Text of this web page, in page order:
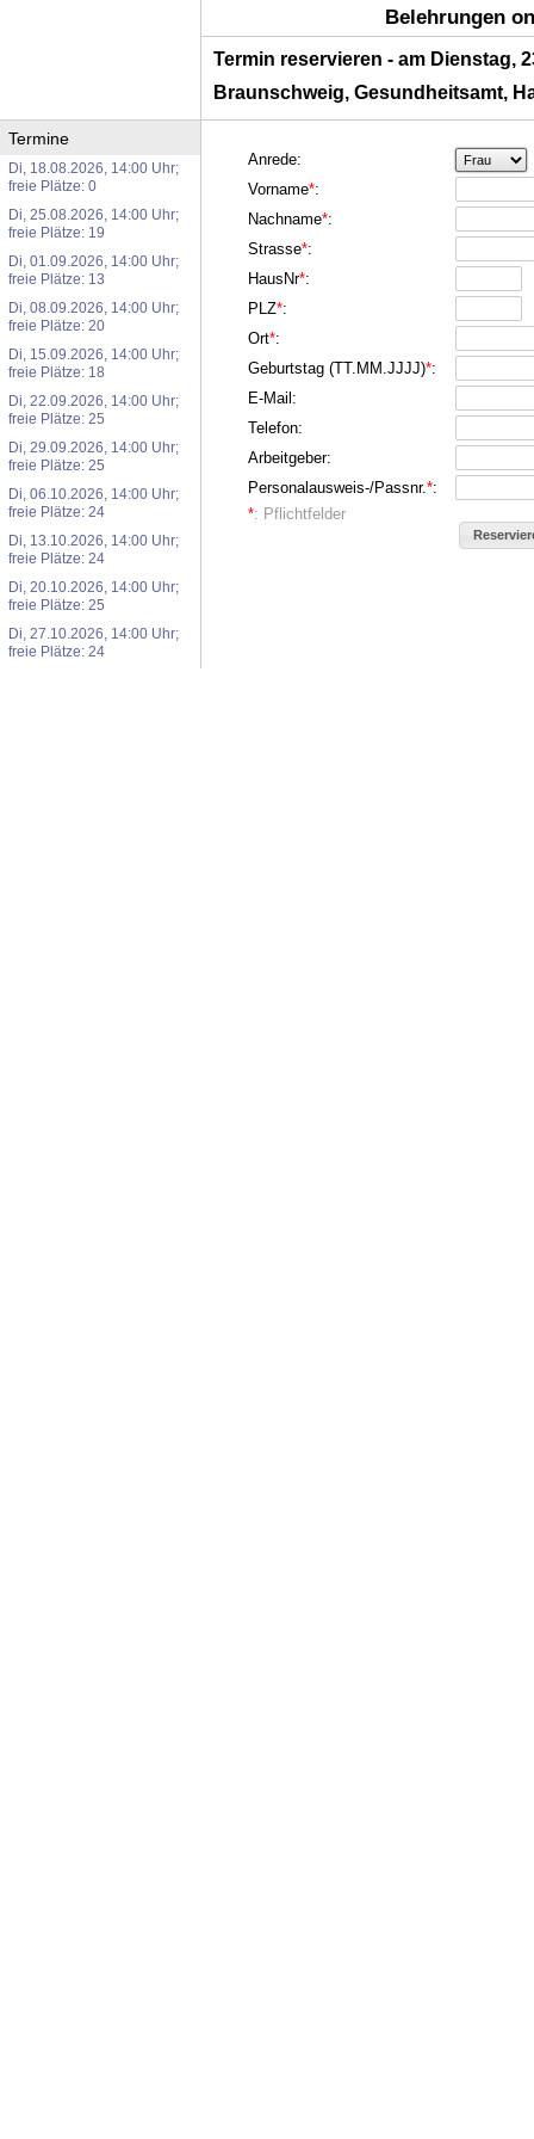
Belehrungen
Termin reservieren - am Dienstag,
Braunschweig, Gesundheitsamt,
Termine
Di, 18.08.2026, 14:00 Uhr;
freie Plätze: 0
Di, 25.08.2026, 14:00 Uhr;
freie Plätze: 19
Di, 01.09.2026, 14:00 Uhr;
freie Plätze: 13
Di, 08.09.2026, 14:00 Uhr;
freie Plätze: 20
Di, 15.09.2026, 14:00 Uhr;
freie Plätze: 18
Di, 22.09.2026, 14:00 Uhr;
freie Plätze: 25
Di, 29.09.2026, 14:00 Uhr;
freie Plätze: 25
Di, 06.10.2026, 14:00 Uhr;
freie Plätze: 24
Di, 13.10.2026, 14:00 Uhr;
freie Plätze: 24
Di, 20.10.2026, 14:00 Uhr;
freie Plätze: 25
Di, 27.10.2026, 14:00 Uhr;
freie Plätze: 24
Anrede:
Vorname*:
Nachname*:
Strasse*:
HausNr*:
PLZ*:
Ort*:
Geburtstag (TT.MM.JJJJ)*:
E-Mail:
Telefon:
Arbeitgeber:
Personalausweis-/Passnr.*:
*: Pflichtfelder